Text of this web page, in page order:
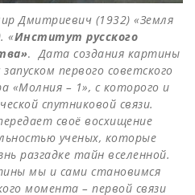
Дмитриевич (1932) «Земля
«Институт русского
. Дата создания картины
первого советского
«Молния – 1», с которого и
спутниковой связи.
своё восхищение
ученых, которые
разгадке тайн вселенной.
мы и сами становимся
момента – первой связи